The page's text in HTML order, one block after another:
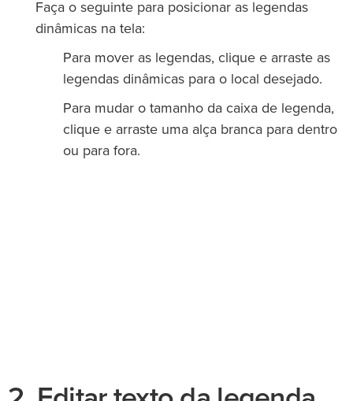
Faça o seguinte para posicionar as legendas
dinâmicas na tela:
Para mover as legendas, clique e arraste as
legendas dinâmicas para o local desejado.
Para mudar o tamanho da caixa de legenda,
clique e arraste uma alça branca para dentro
ou para fora.